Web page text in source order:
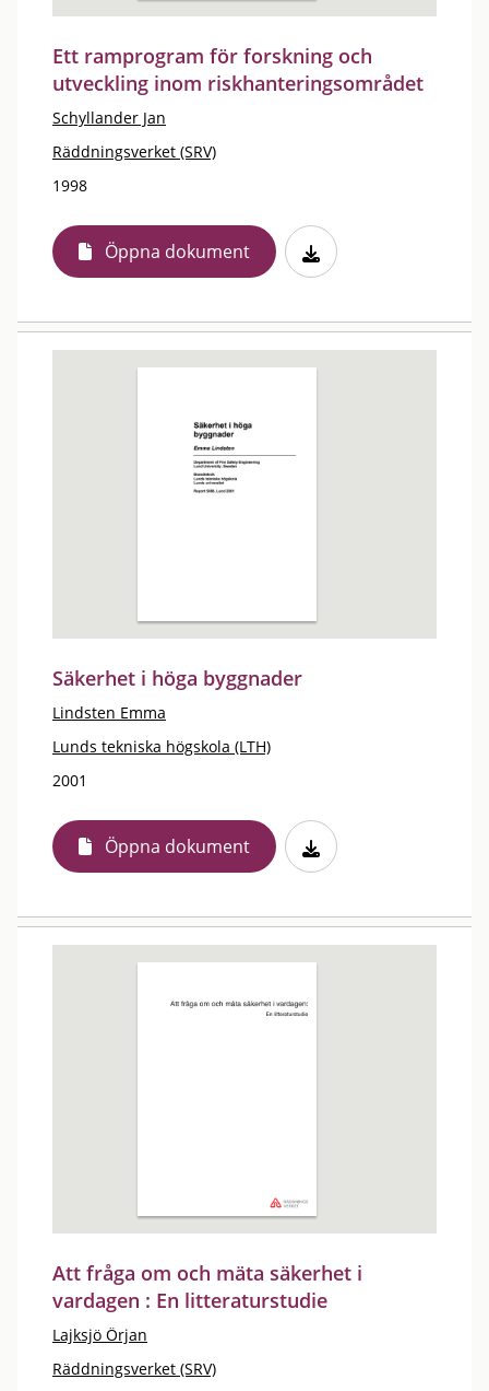
Ett ramprogram för forskning och
utveckling inom riskhanteringsområdet
Schyllander Jan
Räddningsverket (SRV)
1998
Öppna dokument
Säkerhet i höga byggnader
Lindsten Emma
Lunds tekniska högskola (LTH)
2001
Öppna dokument
Att fråga om och mäta säkerhet i
vardagen : En litteraturstudie
Lajksjö Örjan
Räddningsverket (SRV)